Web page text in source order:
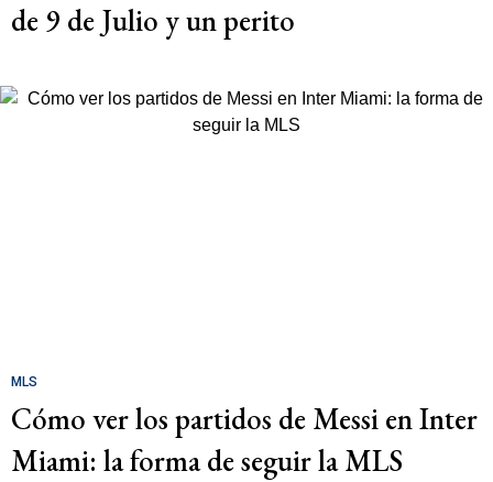
de 9 de Julio y un perito
MLS
Cómo ver los partidos de Messi en Inter
Miami: la forma de seguir la MLS